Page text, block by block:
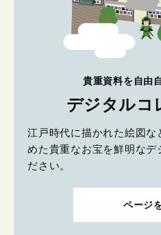
貴重資料を自由
デジタルコ
江戸時代に描かれた絵図
めた貴重なお宝を鮮明なデ
ださい。
ページ